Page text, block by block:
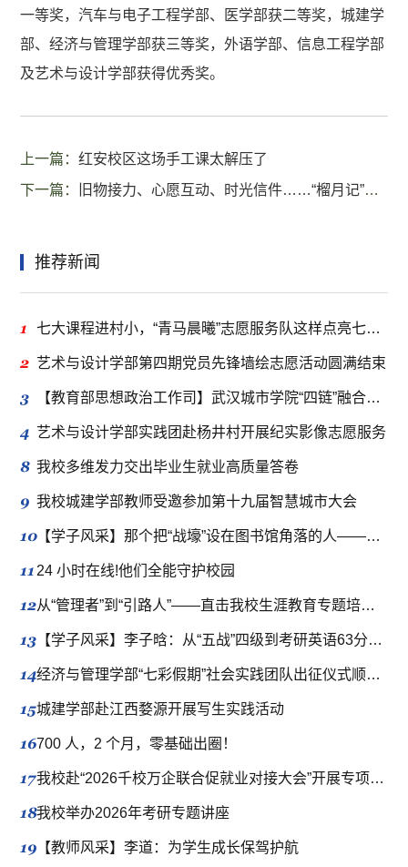
一等奖，汽车与电子工程学部、医学部获二等奖，城建学
部、经济与管理学部获三等奖，外语学部、信息工程学部
及艺术与设计学部获得优秀奖。
上一篇：红安校区这场手工课太解压了
下一篇：
旧物接力、心愿互动、时光信件……“榴月记”创意展打造沉浸式体验
推荐新闻
1 七大课程进村小，“青马晨曦”志愿服务队这样点亮七彩假期
2 艺术与设计学部第四期党员先锋墙绘志愿活动圆满结束
3 【教育部思想政治工作司】武汉城市学院“四链”融合推动新时代立德树人工程走深走实
4 艺术与设计学部实践团赴杨井村开展纪实影像志愿服务
8 我校多维发力交出毕业生就业高质量答卷
9 我校城建学部教师受邀参加第十九届智慧城市大会
10【学子风采】那个把“战壕”设在图书馆角落的人——吴明豪的半年“冲刺”与四年“伏笔”
11 24 小时在线!他们全能守护校园
12从“管理者”到“引路人”——直击我校生涯教育专题培训现场
13 【学子风采】李子晗：从“五战”四级到考研英语63分的逆袭，成功上岸！
14经济与管理学部“七彩假期”社会实践团队出征仪式顺利举行
15城建学部赴江西婺源开展写生实践活动
16700 人，2 个月，零基础出圈！
17我校赴“2026千校万企联合促就业对接大会”开展专项拓岗行动
18我校举办2026年考研专题讲座
19 【教师风采】李道：为学生成长保驾护航